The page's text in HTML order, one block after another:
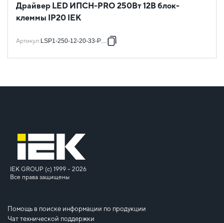
Драйвер LED ИПСН-PRO 250Вт 12В блок-
клеммы IP20 IEK
Артикул:LSP1-250-12-20-33-PRO
IEK GROUP (c) 1999 – 2026
Все права защищены
Помощь в поиске информации по продукции
Чат технической поддержки